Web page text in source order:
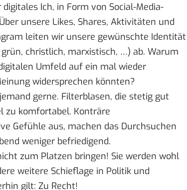
Ich, in Form von Social-Media-
unsere Likes, Shares, Aktivitäten und
leiten wir unsere gewünschte Identität
christlich, marxistisch, …) ab. Warum
Umfeld auf ein mal wieder
widersprechen könnten?
gerne. Filterblasen, die stetig gut
zu komfortabel. Konträre
Gefühle aus, machen das Durchsuchen
weniger befriedigend.
zum Platzen bringen! Sie werden wohl
weitere Schieflage in Politik und
gilt: Zu Recht!